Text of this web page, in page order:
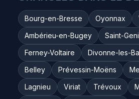
Bourg-en-Bresse Oyonnax
Ambérieu-en-Bugey
Saint-
Ferney-Voltaire
Divonne-les-
Belley
Prévessin-Moëns
Lagnieu
Viriat Trévoux